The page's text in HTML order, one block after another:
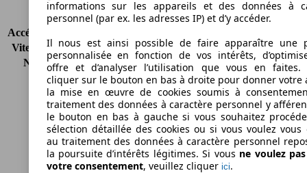
KW (CH)
77 kW (105 PS)
Accélération (0-100 km/h)
Vitesse maximale (km/h)
164 km/h
Nombre de vitesses
Couple
290 nm
Cylindrée
1598 ccm
Carburant
Diesel
Cylindres
4
Transmission
Boîte manuelle
Type de traction
Traction avant
informations sur les appareils et des données à
personnel (par ex. les adresses IP) et d’y accéder.
Il nous est ainsi possible de faire apparaître une
personnalisée en fonction de vos intérêts,
offre et d’analyser l’utilisation que vous en faites.
cliquer sur le bouton en bas à droite pour donner votre
la mise en œuvre de cookies soumis à
traitement des données à caractère personnel y
le bouton en bas à gauche si vous souhaitez
sélection détaillée des cookies ou si vous voulez vous
au traitement des données à caractère personnel
la poursuite d’intérêts légitimes. Si vous ne voulez
votre consentement, veuillez cliquer ici.